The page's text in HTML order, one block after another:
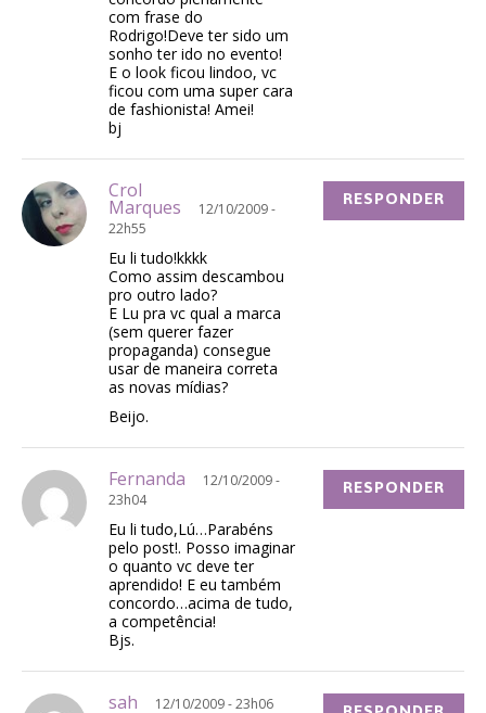
com frase do
Rodrigo!Deve ter sido um
sonho ter ido no evento!
E o look ficou lindoo, vc
ficou com uma super cara
de fashionista! Amei!
bj
Crol
Marques
12/10/2009 -
22h55
Eu li tudo!kkkk
Como assim descambou
pro outro lado?
E Lu pra vc qual a marca
(sem querer fazer
propaganda) consegue
usar de maneira correta
as novas mídias?
Beijo.
RESPONDER
Fernanda
12/10/2009 -
23h04
Eu li tudo,Lú…Parabéns
pelo post!. Posso imaginar
o quanto vc deve ter
aprendido! E eu também
concordo…acima de tudo,
a competência!
Bjs.
RESPONDER
sah 12/10/2009 - 23h06